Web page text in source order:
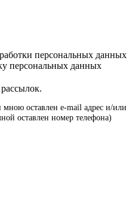
персональных данных
персональных данных
оставлен e-mail адрес и/или
оставлен номер телефона)